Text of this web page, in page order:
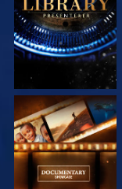
UTFORSK SERIEN